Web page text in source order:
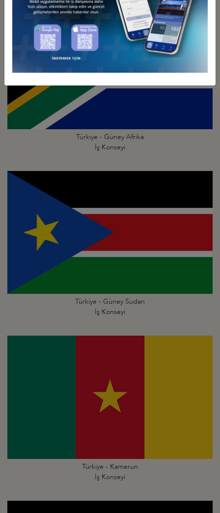
Türkiye - Güney Afrika
İş Konseyi
Türkiye - Güney Sudan
İş Konseyi
Türkiye - Kamerun
İş Konseyi